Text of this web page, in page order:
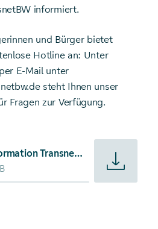
informiert.
und Bürger bietet
Hotline an: Unter
E-Mail unter
steht Ihnen unser
Fragen zur Verfügung.
Presseinformation TransnetBW
Presseinformation TransnetBW modernisiert Leitungen zwischen Herbertingen und Hoheneck